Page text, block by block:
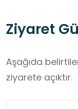
Ziyaret
Aşağıda
ziyarete açıktır.